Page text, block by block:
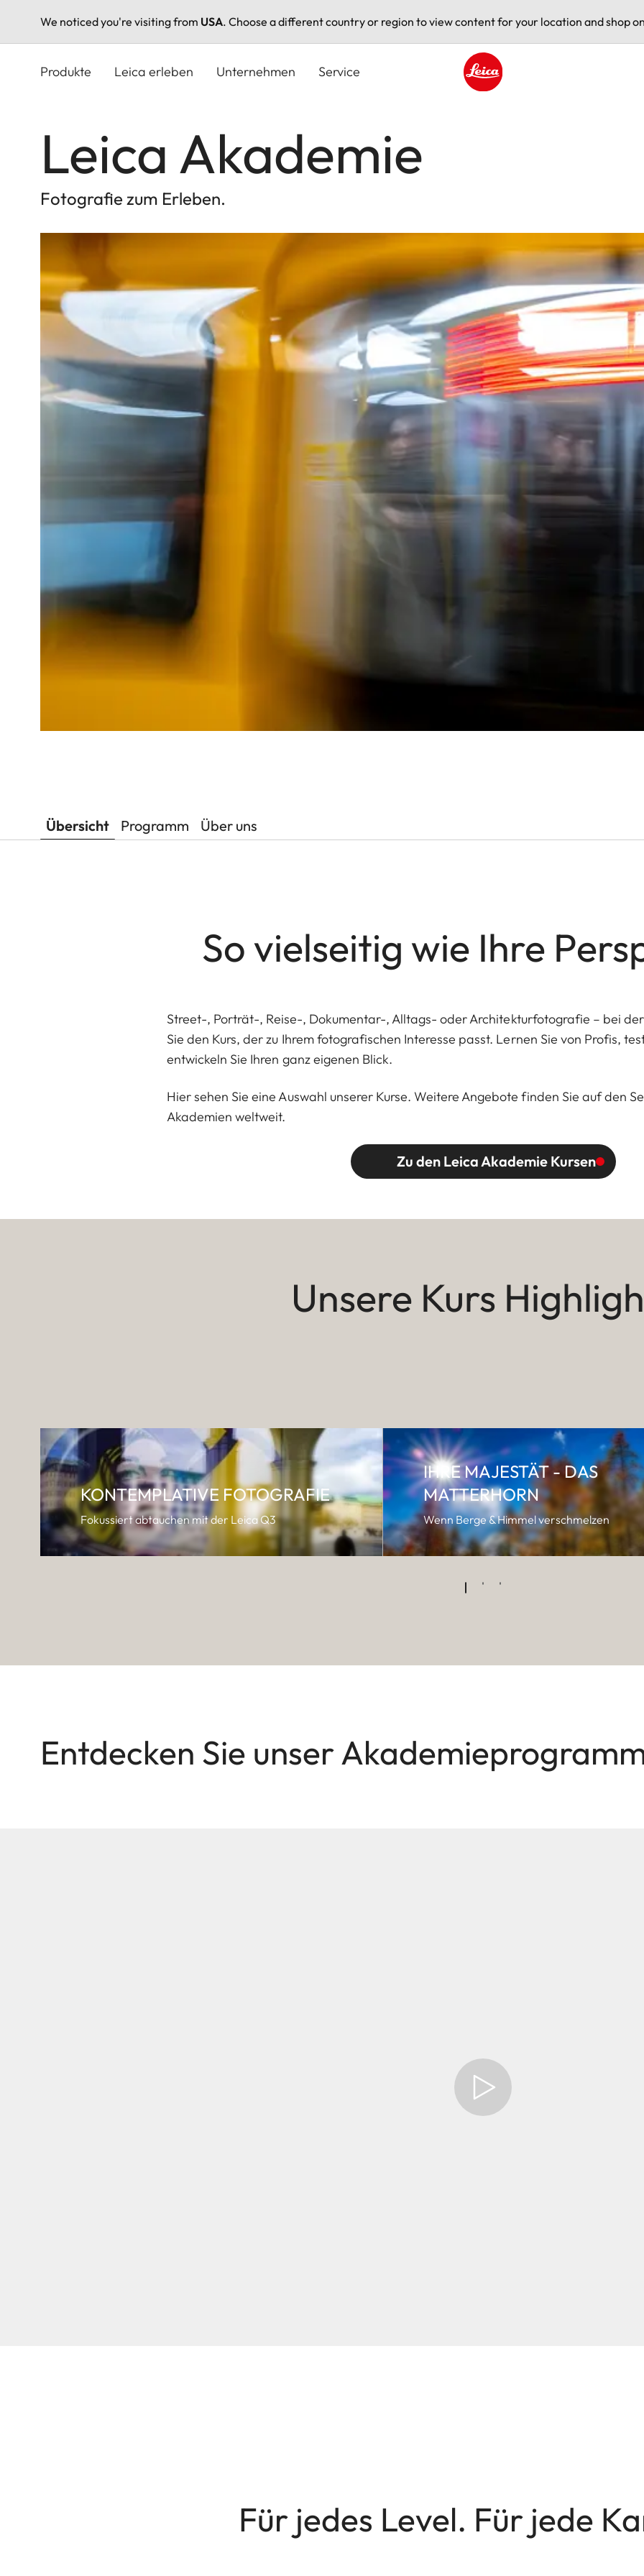
We noticed you're visiting from USA. Choose a different country or region to view content for your location and shop
Produkte Leica erleben Unternehmen Service
Leica Akademie
Fotografie zum Erleben.
Übersicht Programm Über uns
So vielseitig wie Ihre
Street-, Porträt-, Reise-, Dokumentar-, Alltags- oder Architekturfotografie – bei
Sie den Kurs, der zu Ihrem fotografischen Interesse passt. Lernen Sie von Profis,
entwickeln Sie Ihren ganz eigenen Blick.
Hier sehen Sie eine Auswahl unserer Kurse. Weitere Angebote finden Sie auf den
Akademien weltweit.
Zu den Leica Akademie Kursen
Unsere Kurs
KONTEMPLATIVE FOTOGRAFIE
Fokussiert abtauchen mit der Leica Q3
IHRE MAJESTÄT - DAS
MATTERHORN
Wenn Berge & Himmel verschmelzen
Entdecken Sie unser
Für jedes Level. Für jede